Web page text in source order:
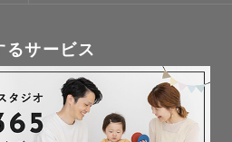
いう想いでlovegrapherになり
達と過ごしていると、一緒にい
思ってしまいませんか？大切な
るサービス